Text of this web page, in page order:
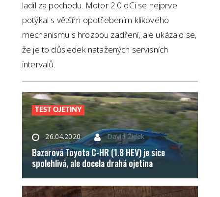
ladil za pochodu. Motor 2.0 dCi se nejprve
potýkal s větším opotřebením klikového
mechanismu s hrozbou zadření, ale ukázalo se,
že je to důsledek natažených servisních
intervalů.
TEST OJETINY
26.04.2020 David Žídek
Bazarová Toyota C-HR (1.8 HEV) je sice
spolehlivá, ale docela drahá ojetina